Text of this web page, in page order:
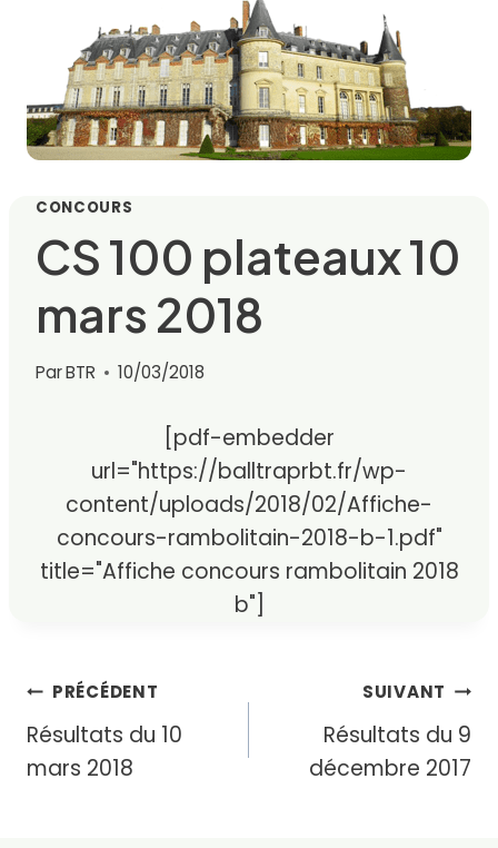
CONCOURS
CS 100 plateaux 10
mars 2018
ParBTR 10/03/2018
[pdf-embedder
url="https://balltraprbt.fr/wp-
content/uploads/2018/02/Affiche-
concours-rambolitain-2018-b-1.pdf"
title="Affiche concours rambolitain 2018
b"]
Navigation
de
PRÉCÉDENT
Résultats du 10
mars 2018
SUIVANT
Résultats du 9
décembre 2017